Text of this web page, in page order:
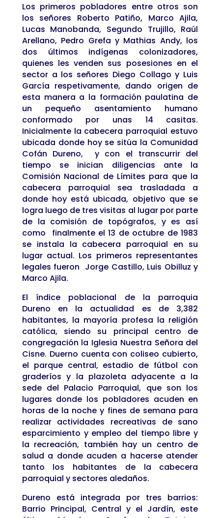
Los primeros pobladores entre otros son
los señores Roberto Patiño, Marco Ajila,
Lucas Manobanda, Segundo Trujillo, Raúl
Arellano, Pedro Grefa y Mathias Andy, los
dos últimos indígenas colonizadores,
quienes les venden sus posesiones en el
sector a los señores Diego Collago y Luis
García respetivamente, dando origen de
esta manera a la formación paulatina de
un pequeño asentamiento humano
conformado por unas 14 casitas.
Inicialmente la cabecera parroquial estuvo
ubicada donde hoy se sitúa la Comunidad
Cofán Dureno, y con el transcurrir del
tiempo se inician diligencias ante la
Comisión Nacional de Límites para que la
cabecera parroquial sea trasladada a
donde hoy está ubicada, objetivo que se
logra luego de tres visitas al lugar por parte
de la comisión de topógrafos, y es así
como finalmente el 13 de octubre de 1983
se instala la cabecera parroquial en su
lugar actual. Los primeros representantes
legales fueron Jorge Castillo, Luis Obilluz y
Marco Ajila.
El índice poblacional de la parroquia
Dureno en la actualidad es de 3,382
habitantes, la mayoría profesa la religión
católica, siendo su principal centro de
congregación la Iglesia Nuestra Señora del
Cisne. Duerno cuenta con coliseo cubierto,
el parque central, estadio de fútbol con
graderíos y la plazoleta adyacente a la
sede del Palacio Parroquial, que son los
lugares donde los pobladores acuden en
horas de la noche y fines de semana para
realizar actividades recreativas de sano
esparcimiento y empleo del tiempo libre y
la recreación, también hay un centro de
salud a donde acuden a hacerse atender
tanto los habitantes de la cabecera
parroquial y sectores aledaños.
Dureno está integrada por tres barrios:
Barrio Principal, Central y el Jardín, este